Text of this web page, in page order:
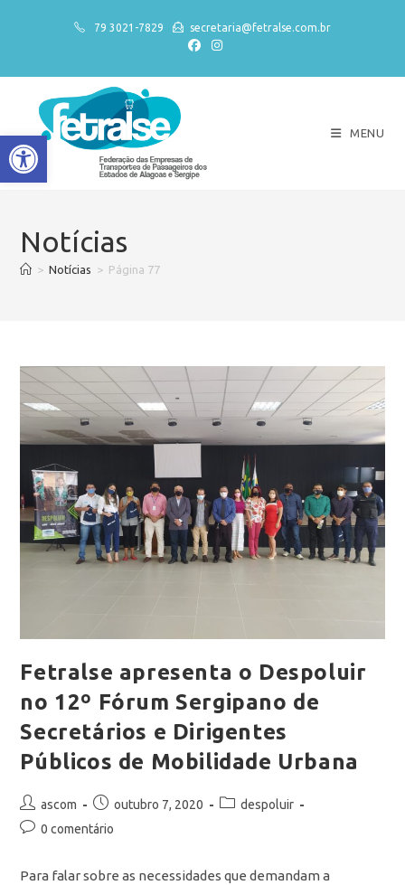
Abrir a barra de ferramentas
79 3021-7829 secretaria@fetralse.com.br
MENU
Notícias
> Notícias > Página 77
Fetralse apresenta o Despoluir
no 12º Fórum Sergipano de
Secretários e Dirigentes
Públicos de Mobilidade Urbana
ascom outubro 7, 2020
despoluir
0 comentário
Para falar sobre as necessidades que demandam a